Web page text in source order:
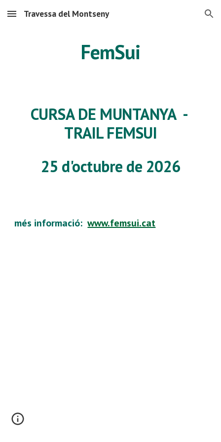
Skip to main content Skip to navigation
Travessa del Montseny
FemSui
CURSA DE MUNTANYA -
TRAIL FEMSUI
25 d'octubre de 2026
més informació:www.femsui.cat